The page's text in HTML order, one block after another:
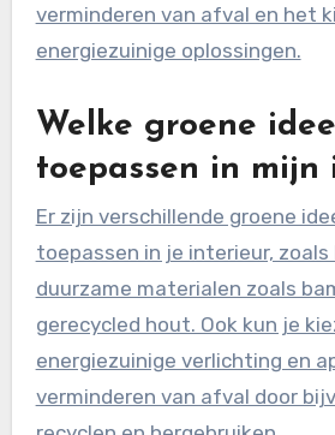
verminderen van afval en het
energiezuinige oplossingen.
Welke groene
toepassen in mijn
Er zijn verschillende groene
toepassen in je interieur,
duurzame materialen zoals
gerecycled hout. Ook kun je
energiezuinige verlichting en
verminderen van afval door